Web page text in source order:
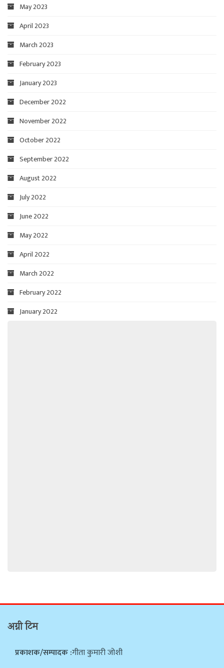
May 2023
April 2023
March 2023
February 2023
January 2023
December 2022
November 2022
October 2022
September 2022
August 2022
July 2022
June 2022
May 2022
April 2022
March 2022
February 2022
January 2022
अग्नी टिम
प्रकाशक/सम्पादक :गीता कुमारी जोशी